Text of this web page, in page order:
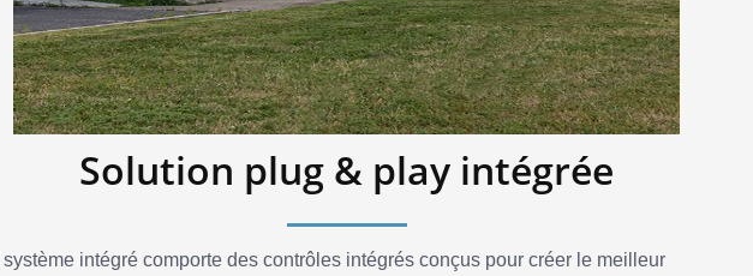
Solution plug & play intégrée
système intégré comporte des contrôles intégrés conçus pour créer le meilleur